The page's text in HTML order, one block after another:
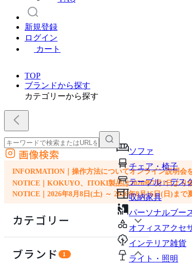
新規登録
ログイン
カート
TOP
ブランドから探す
カテゴリーから探す
ソファ
チェア・椅子
テーブル・デス
収納家具
パーソナルブー
オフィスアクセ
インテリア雑貨
ライト・照明
外部サイトの商品をカートに追加
他のサイトで見つけた商品ページのURLを貼り付けて、カートに追加できます
画像検索
INFORMATION｜操作方法についてオンライン説明会
NOTICE｜KOKUYO、ITOKI製品は2026年7月1日より
NOTICE｜2026年8月8日(土) ～ 2026年8月16日(日)まで
カテゴリー
ブランド 1